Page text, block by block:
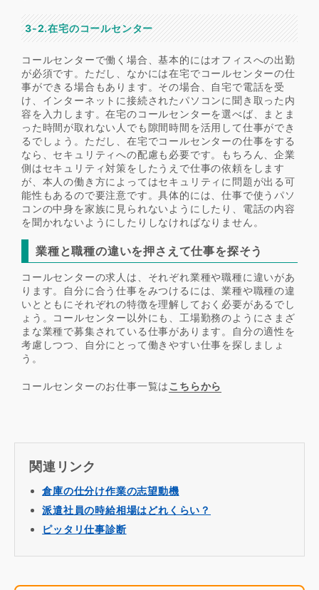
3-2.在宅のコールセンター
コールセンターで働く場合、基本的にはオフィスへの出勤
が必須です。ただし、なかには在宅でコールセンターの仕
事ができる場合もあります。その場合、自宅で電話を受
け、インターネットに接続されたパソコンに聞き取った内
容を入力します。在宅のコールセンターを選べば、まとま
った時間が取れない人でも隙間時間を活用して仕事ができ
るでしょう。ただし、在宅でコールセンターの仕事をする
なら、セキュリティへの配慮も必要です。もちろん、企業
側はセキュリティ対策をしたうえで仕事の依頼をします
が、本人の働き方によってはセキュリティに問題が出る可
能性もあるので要注意です。具体的には、仕事で使うパソ
コンの中身を家族に見られないようにしたり、電話の内容
を聞かれないようにしたりしなければなりません。
業種と職種の違いを押さえて仕事を探そう
コールセンターの求人は、それぞれ業種や職種に違いがあ
ります。自分に合う仕事をみつけるには、業種や職種の違
いとともにそれぞれの特徴を理解しておく必要があるでし
ょう。コールセンター以外にも、工場勤務のようにさまざ
まな業種で募集されている仕事があります。自分の適性を
考慮しつつ、自分にとって働きやすい仕事を探しましょ
う。
コールセンターのお仕事一覧はこちらから
関連リンク
倉庫の仕分け作業の志望動機
派遣社員の時給相場はどれくらい？
ピッタリ仕事診断